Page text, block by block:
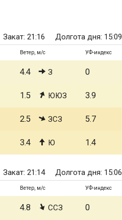
Закат: 21:16 Долгота дня: 15:09
Ветер, м/с УФ-индекс
4.4 З 0
1.5 ЮЮЗ 3.9
2.5 ЗСЗ 5.7
3.4 Ю 1.4
Закат: 21:14 Долгота дня: 15:06
Ветер, м/с УФ-индекс
4.8 ССЗ 0